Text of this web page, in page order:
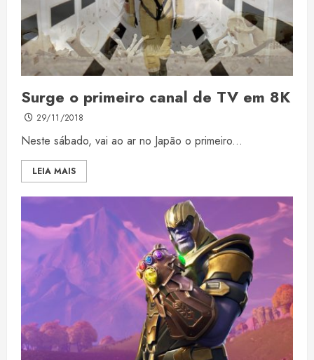
Surge o primeiro canal de TV em 8K
29/11/2018
Neste sábado, vai ao ar no Japão o primeiro...
LEIA MAIS